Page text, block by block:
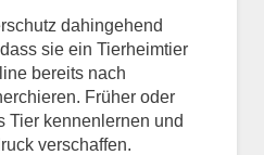
dahingehend
sie ein Tierheimtier
bereits nach
Früher oder
Tier kennenlernen und
verschaffen.